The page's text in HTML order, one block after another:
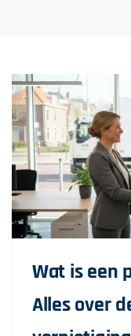
Wat is een
Alles over